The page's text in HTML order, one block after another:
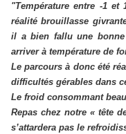
"Température entre -1 et
réalité brouillasse
il a bien fallu une
arriver à température de
Le parcours à donc été
difficultés gérables dans
Le froid consommant
Repas chez notre « tête
s’attardera pas le